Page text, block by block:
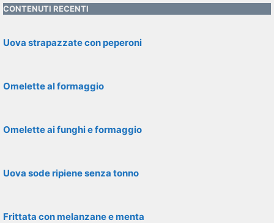
CONTENUTI RECENTI
Uova strapazzate con peperoni
Omelette al formaggio
Omelette ai funghi e formaggio
Uova sode ripiene senza tonno
Frittata con melanzane e menta